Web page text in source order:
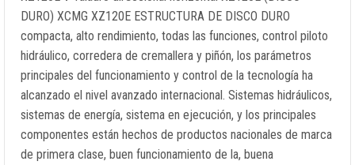
DURO) XCMG XZ120E ESTRUCTURA DE DISCO DURO
compacta, alto rendimiento, todas las funciones, control piloto
hidráulico, corredera de cremallera y piñón, los parámetros
principales del funcionamiento y control de la tecnología ha
alcanzado el nivel avanzado internacional. Sistemas hidráulicos,
sistemas de energía, sistema en ejecución, y los principales
componentes están hechos de productos nacionales de marca
de primera clase, buen funcionamiento de la, buena